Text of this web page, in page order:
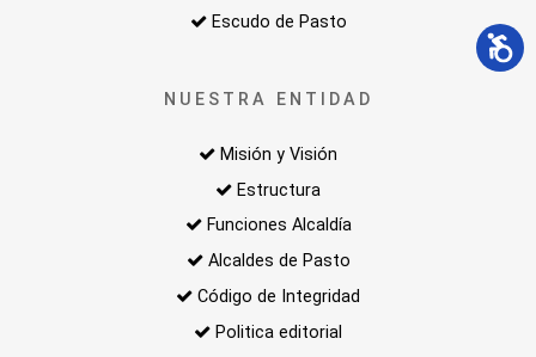
Escudo de Pasto
NUESTRA ENTIDAD
Misión y Visión
Estructura
Funciones Alcaldía
Alcaldes de Pasto
Código de Integridad
Politica editorial